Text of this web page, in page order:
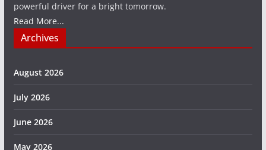
powerful driver for a bright tomorrow.
Read More...
Archives
August 2026
July 2026
June 2026
May 2026